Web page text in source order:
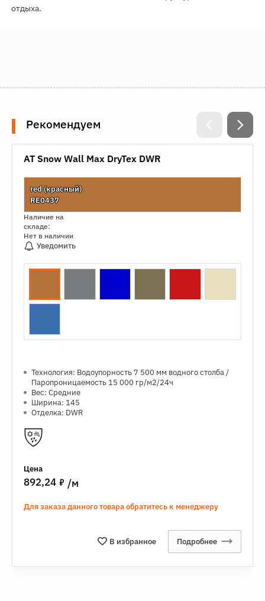
отдыха.
Рекомендуем
AT Snow Wall Max DryTex DWR
red (красный)
RE0437
Наличие на
складе:
Нет в наличии
Уведомить
Технология: Водоупорность 7 500 мм водного столба /
Паропроницаемость 15 000 гр/м2/24ч
Вес: Средние
Ширина: 145
Отделка: DWR
Цена
892,24 7 /м
Для заказа данного товара обратитесь к менеджеру
В избранное Подробнее